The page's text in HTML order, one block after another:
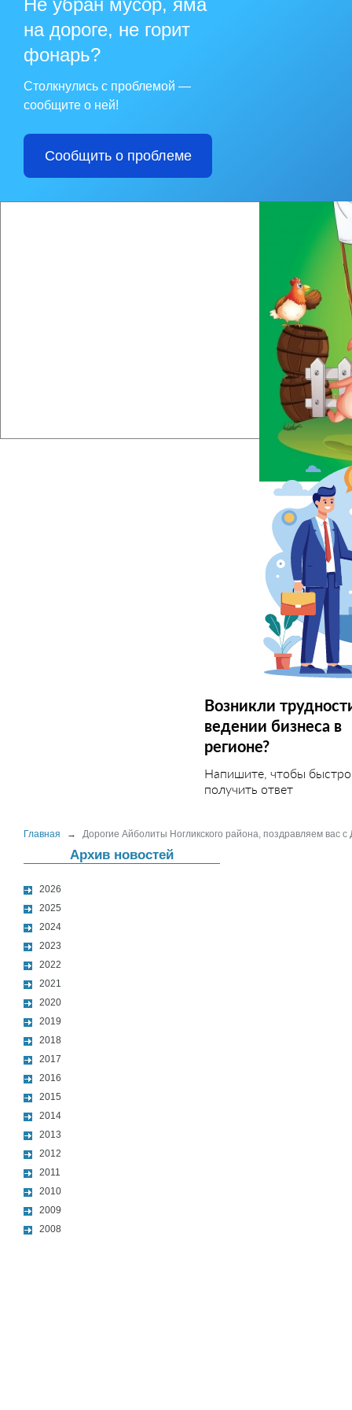
Не убран мусор, яма
на дороге, не горит
фонарь?
Столкнулись с проблемой —
сообщите о ней!
Сообщить о проблеме
Возникли
ведении бизнеса в
регионе?
Напишите, чтобы быстро
получить ответ
Главная → Дорогие Айболиты Ногликского района, поздравляем вас
Архив новостей
2026
2025
2024
2023
2022
2021
2020
2019
2018
2017
2016
2015
2014
2013
2012
2011
2010
2009
2008